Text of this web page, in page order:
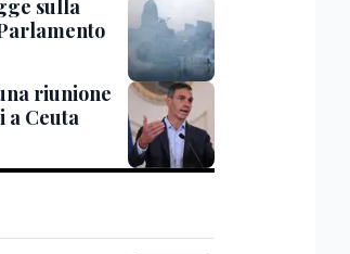
sulla
riunione
a Ceuta